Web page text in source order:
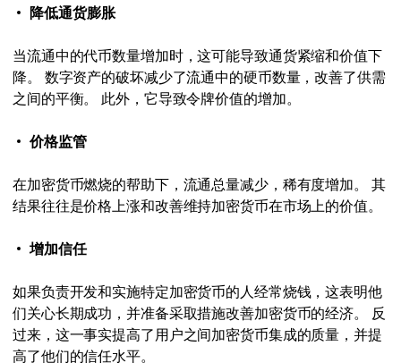
降低通货膨胀
当流通中的代币数量增加时，这可能导致通货紧缩和价值下
降。 数字资产的破坏减少了流通中的硬币数量，改善了供需
之间的平衡。 此外，它导致令牌价值的增加。
价格监管
在加密货币燃烧的帮助下，流通总量减少，稀有度增加。 其
结果往往是价格上涨和改善维持加密货币在市场上的价值。
增加信任
如果负责开发和实施特定加密货币的人经常烧钱，这表明他
们关心长期成功，并准备采取措施改善加密货币的经济。 反
过来，这一事实提高了用户之间加密货币集成的质量，并提
高了他们的信任水平。